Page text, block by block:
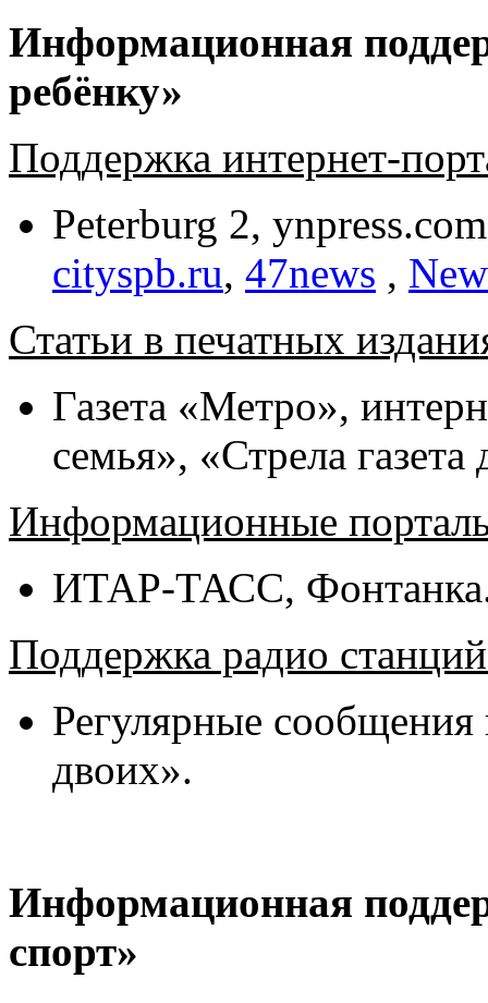
Информационная
ребёнку»
Поддержка интернет-
Peterburg 2,
cityspb.ru, 47news ,
Статьи в печатных
Газета «Метро»,
семья», «Стрела
Информационные
ИТАР-ТАСС,
Поддержка радио
Регулярные
двоих».
Информационная
спорт»